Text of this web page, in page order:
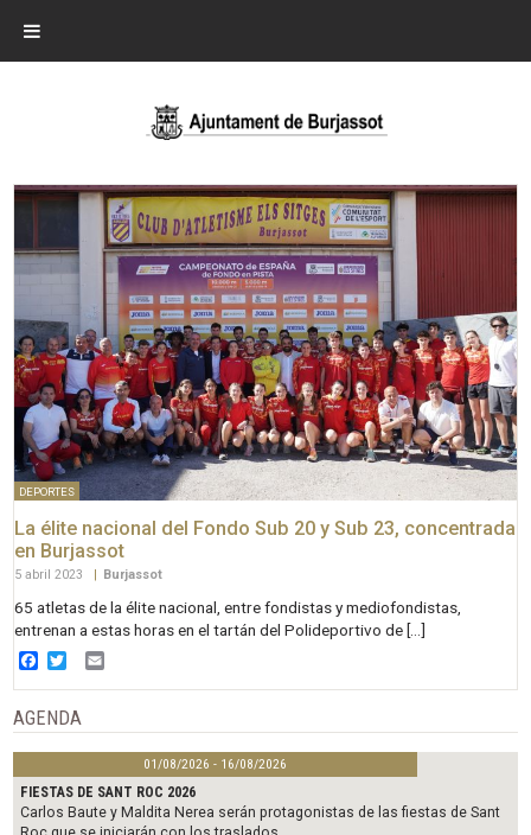
DEPORTES
La élite nacional del Fondo Sub 20 y Sub 23, concentrada
en Burjassot
5 abril 2023 Burjassot
65 atletas de la élite nacional, entre fondistas y mediofondistas,
entrenan a estas horas en el tartán del Polideportivo de […]
Facebook
Twitter
AGENDA
01/08/2026 - 16/08/2026
FIESTAS DE SANT ROC 2026
Carlos Baute y Maldita Nerea serán protagonistas de las fiestas de Sant